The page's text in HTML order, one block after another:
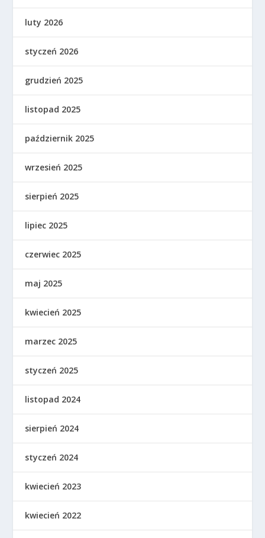
luty 2026
styczeń 2026
grudzień 2025
listopad 2025
październik 2025
wrzesień 2025
sierpień 2025
lipiec 2025
czerwiec 2025
maj 2025
kwiecień 2025
marzec 2025
styczeń 2025
listopad 2024
sierpień 2024
styczeń 2024
kwiecień 2023
kwiecień 2022